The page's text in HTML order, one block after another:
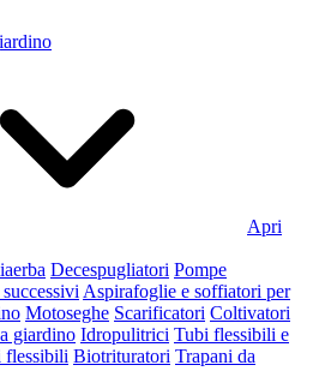
Apri
Decespugliatori Pompe
Aspirafoglie e soffiatori per
Motoseghe Scarificatori Coltivatori
giardino Idropulitrici Tubi flessibili e
flessibili Biotrituratori Trapani da